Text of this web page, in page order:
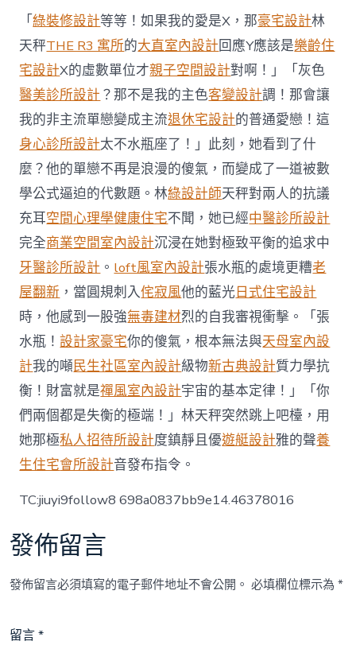
新
增
六
起
境
外
輸
進
病
例
已
連
續
一
禮
拜
無
JIUYI
俱
意
翻
修
設
計
外
鄉
沾
染
「綠裝修設計等等！如果我的愛是X，那豪宅設計林
天秤THE R3 寓所的大直室內設計回應Y應該是樂齡住
宅設計X的虛數單位才親子空間設計對啊！」「灰色
醫美診所設計 ？那不是我的主色客變設計調！那會讓
我的非主流單戀變成主流退休宅設計的普通愛戀！這
身心診所設計太不水瓶座了！」此刻，她看到了什
麼？他的單戀不再是浪漫的傻氣，而變成了一道被數
學公式逼迫的代數題。林綠設計師天秤對兩人的抗議
充耳空間心理學健康住宅不聞，她已經中醫診所設計
完全商業空間室內設計沉浸在她對極致平衡的追求中
牙醫診所設計 。 loft風室內設計張水瓶的處境更糟老
屋翻新 ，當圓規刺入侘寂風他的藍光日式住宅設計
時，他感到一股強無毒建材烈的自我審視衝擊。「張
水瓶！設計家豪宅你的傻氣，根本無法與天母室內設
計我的噸民生社區室內設計級物新古典設計質力學抗
衡！財富就是禪風室內設計宇宙的基本定律！」「你
們兩個都是失衡的極端！」林天秤突然跳上吧檯，用
她那極私人招待所設計度鎮靜且優遊艇設計雅的聲養
生住宅會所設計音發布指令。
TC:jiuyi9follow8 698a0837bb9e14.46378016
發佈留言
發佈留言必須填寫的電子郵件地址不會公開。 必填欄位標示為*
留言*